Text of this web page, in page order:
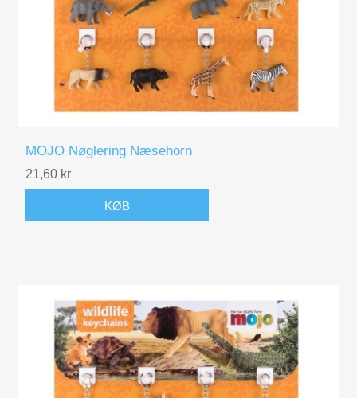
MOJO Nøglering Næsehorn
21,60 kr
KØB